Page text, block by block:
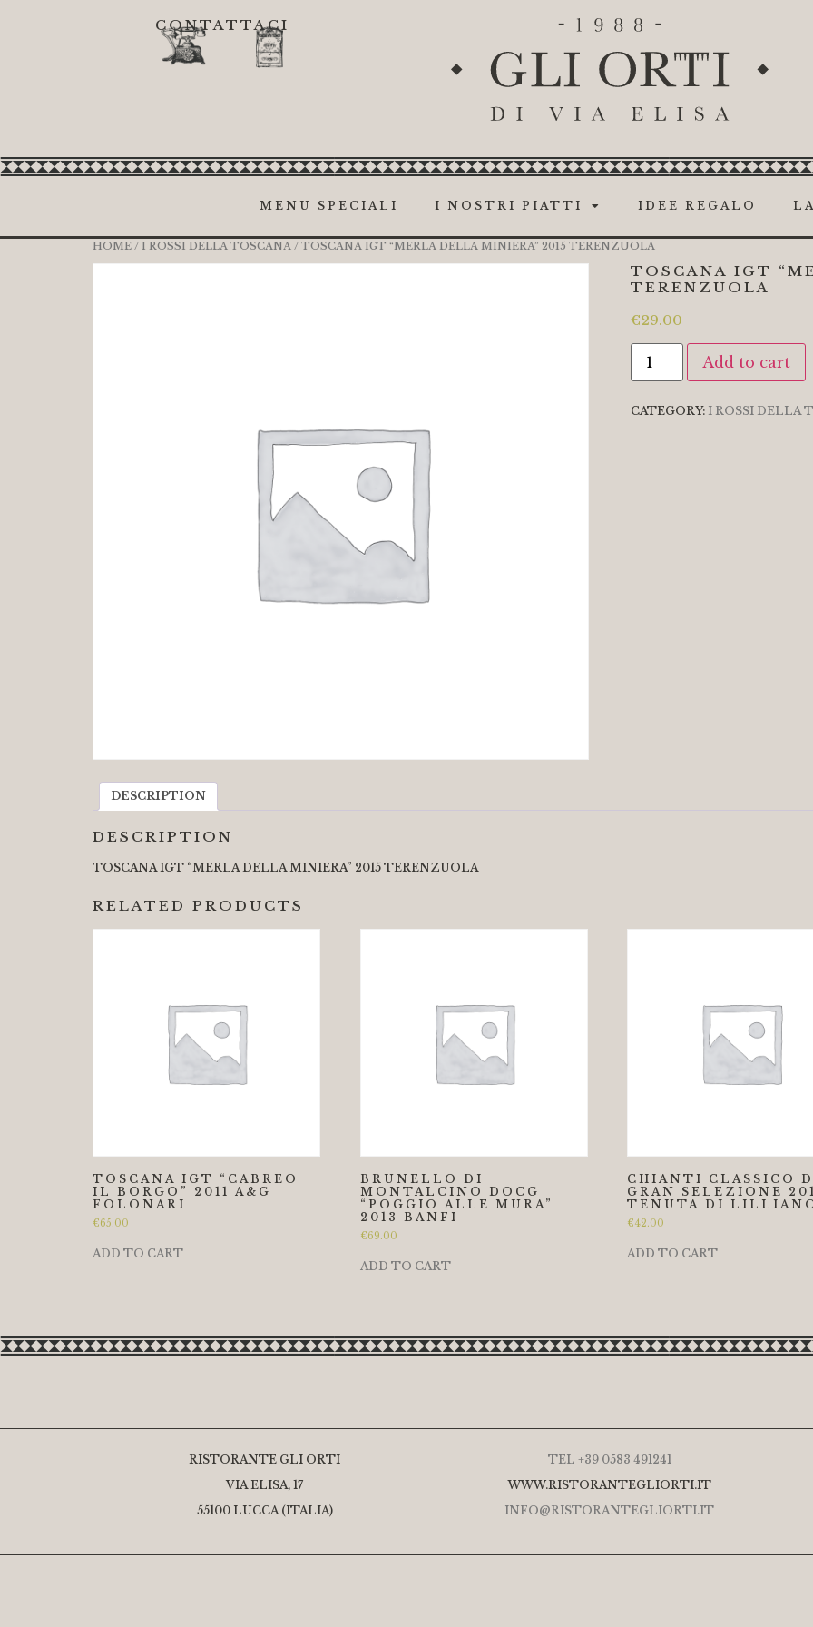
CONTATTACI
MENU SPECIALI I NOSTRI PIATTI IDEE REGALO
HOME / I ROSSI DELLA TOSCANA / TOSCANA IGT “MERLA DELLA MINIERA” 2015 TERENZUOLA
TOSCANA IGT
TERENZUOLA
€29.00
Add to cart
CATEGORY: I ROSSI DELLA
DESCRIPTION
DESCRIPTION
TOSCANA IGT “MERLA DELLA MINIERA” 2015 TERENZUOLA
RELATED PRODUCTS
TOSCANA IGT “CABREO
IL BORGO” 2011 A&G
FOLONARI
€65.00
ADD TO CART
BRUNELLO DI
MONTALCINO DOCG
“POGGIO ALLE MURA”
2013 BANFI
€69.00
ADD TO CART
CHIANTI CLASSICO
GRAN SELEZIONE
TENUTA DI
€42.00
ADD TO CART
RISTORANTE GLI ORTI
VIA ELISA, 17
55100 LUCCA (ITALIA)
TEL +39 0583 491241
WWW.RISTORANTEGLIORTI.IT
INFO@RISTORANTEGLIORTI.IT